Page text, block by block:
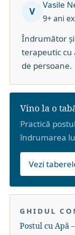
V
Vasile
9+ ani
Îndrumător
terapeutic cu
de persoane.
Vino la o
Practică
îndrumarea
Vezi
GHIDUL
Postul cu Apă